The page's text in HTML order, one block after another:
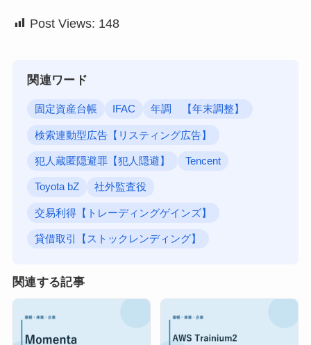
Post Views: 148
関連ワード
固定資産台帳 IFAC 年調 【年末調整】
検索連動型広告【リスティング広告】
犯人蔵匿隠避罪【犯人隠避】 Tencent
Toyota bZ 社外監査役
交易利得【トレーディングゲインズ】
貸借取引【ストックレンディング】
関連する記事